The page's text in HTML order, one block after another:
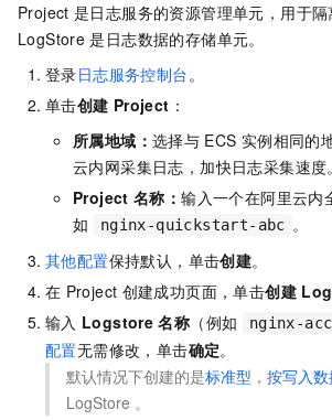
Project 是日志服务的资源管理单元，用于隔
LogStore 是日志数据的存储单元。
登录日志服务控制台 。
单击创建 Project ：
所属地域： 选择与 ECS 实例相同的
云内网采集日志，加快日志采集速度。
Project 名称：输入一个在阿里云内
如
nginx-quickstart-abc 。
其他配置保持默认，单击创建。
在 Project 创建成功页面，单击创建
输入 Logstore 名称 （例如 nginx-
配置无需修改，单击确定。
默认情况下创建的是标准型 ， 按写入
LogStore 。